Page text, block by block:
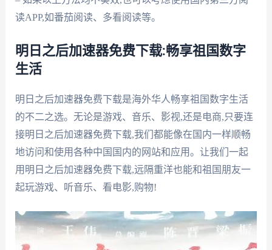
读APP,如番茄阅读、多看阅读等。
明日之后加速器免费下载:畅享祖国数字
生活
明日之后加速器免费下载是海外华人畅享祖国数字生活
的不二之选。无论是游戏、音乐、影视,还是电商,只要连
接明日之后加速器免费下载,我们都能像在国内一样顺畅
地访问和使用各种中国国内的网站和应用。让我们一起
用明日之后加速器免费下载,远隔重洋也能和祖国朋友一
起玩游戏、听音乐、看电影,购物!